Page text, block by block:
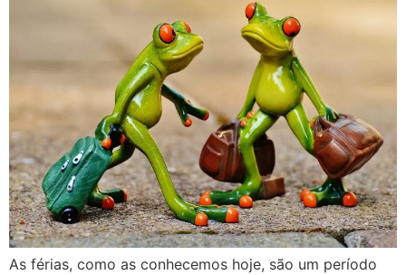
As férias, como as conhecemos hoje, são um período